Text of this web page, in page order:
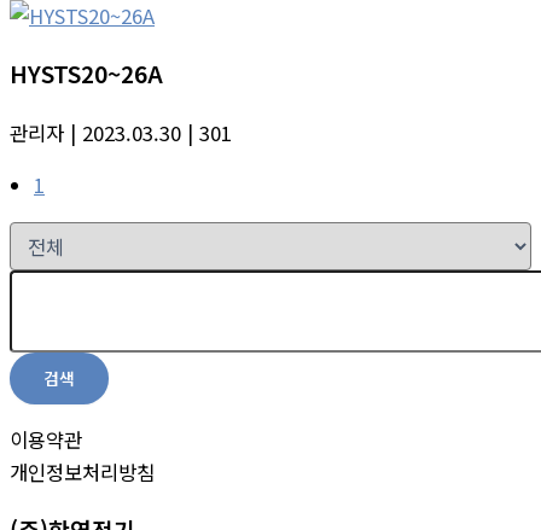
HYSTS20~26A
관리자 | 2023.03.30 | 301
1
검색
이용약관
개인정보처리방침